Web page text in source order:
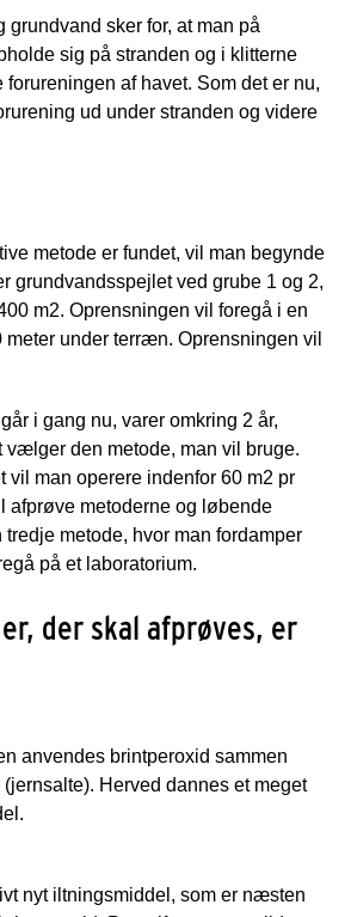
grundvand sker for, at man på
sig på stranden og i klitterne
forureningen af havet. Som det er nu,
ud under stranden og videre
metode er fundet, vil man begynde
grundvandsspejlet ved grube 1 og 2,
m2. Oprensningen vil foregå i en
under terræn. Oprensningen vil
i gang nu, varer omkring 2 år,
vælger den metode, man vil bruge.
vil man operere indenfor 60 m2 pr
afprøve metoderne og løbende
tredje metode, hvor man fordamper
på et laboratorium.
der skal afprøves, er
anvendes brintperoxid sammen
Herved dannes et meget
nyt iltningsmiddel, som er næsten